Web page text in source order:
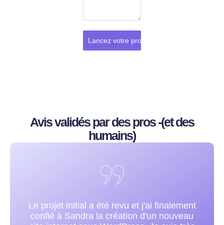
Lancez votre projet
Avis validés par des pros -(et des
humains)
Sandra est très compétente et très
respectueuse de manière générale et